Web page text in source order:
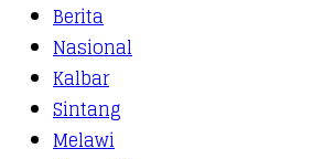
Berita
Nasional
Kalbar
Sintang
Melawi